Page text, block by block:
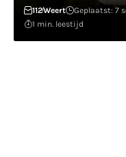
112Weert Geplaatst: 7
1 min. leestijd